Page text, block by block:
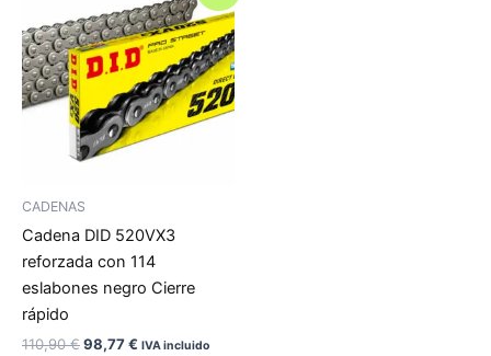
CADENAS
Cadena DID 520VX3
reforzada con 114
eslabones negro Cierre
rápido
110,90€El
98,77€ El
IVA incluido